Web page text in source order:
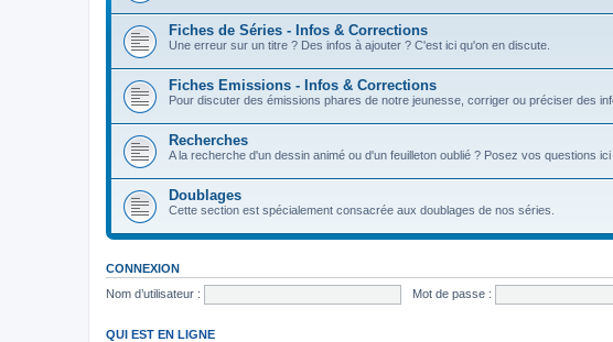
Fiches de Séries - Infos & Corrections
Une erreur sur un titre ? Des infos à ajouter ? C'est ici qu'on en discute.
Fiches Emissions - Infos & Corrections
Pour discuter des émissions phares de notre jeunesse, corriger ou préciser des
Recherches
A la recherche d'un dessin animé ou d'un feuilleton oublié ? Posez vos questions ici
Doublages
Cette section est spécialement consacrée aux doublages de nos séries.
CONNEXION
Nom d’utilisateur :
Mot de passe :
QUI EST EN LIGNE